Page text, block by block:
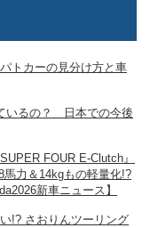
トカーの見分け方と車
いるの？ 日本での今後
FOUR E-Clutch』
力＆14kgもの軽量化!?
新車ニュース】
!? さおりんツーリング